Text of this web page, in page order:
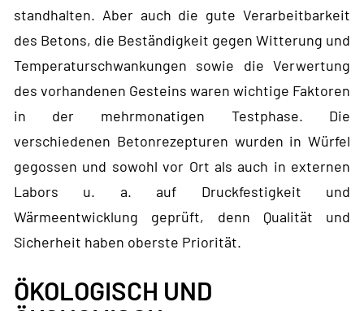
standhalten. Aber auch die gute Verarbeitbarkeit
des Betons, die Beständigkeit gegen Witterung und
Temperaturschwankungen sowie die Verwertung
des vorhandenen Gesteins waren wichtige Faktoren
in der mehrmonatigen Testphase. Die
verschiedenen Betonrezepturen wurden in Würfel
gegossen und sowohl vor Ort als auch in externen
Labors u. a. auf Druckfestigkeit und
Wärmeentwicklung geprüft, denn Qualität und
Sicherheit haben oberste Priorität.
ÖKOLOGISCH UND